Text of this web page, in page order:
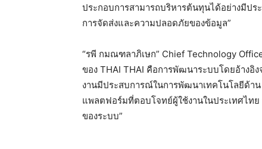
ประกอบการสามารถบริหารต้นทุนได้อย่างมีป
การจัดส่งและความปลอดภัยของข้อมูล”
“รพี กมณฑลาภิเษก” Chief Technology
ของ THAI THAI คือการพัฒนาระบบโดยอ้างอิ
งานมีประสบการณ์ในการพัฒนาเทคโนโลยีด้า
แพลตฟอร์มที่ตอบโจทย์ผู้ใช้งานในประเทศไท
ของระบบ”